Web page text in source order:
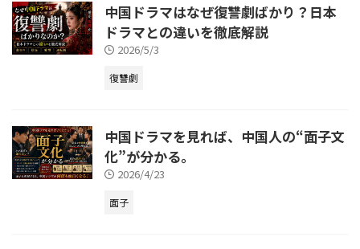
中国ドラマはなぜ復讐劇ばかり？日本
ドラマとの違いを徹底解説
2026/5/3
復讐劇
中国ドラマを見れば、中国人の“面子文
化”が分かる。
2026/4/23
面子